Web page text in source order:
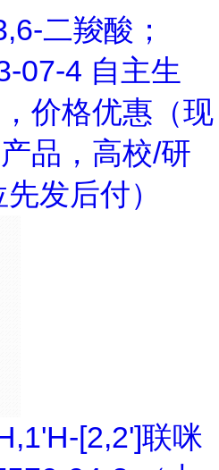
二羧酸；
07-4 自主生
价格优惠（现
品，高校/研
发后付）
[2,2']联咪